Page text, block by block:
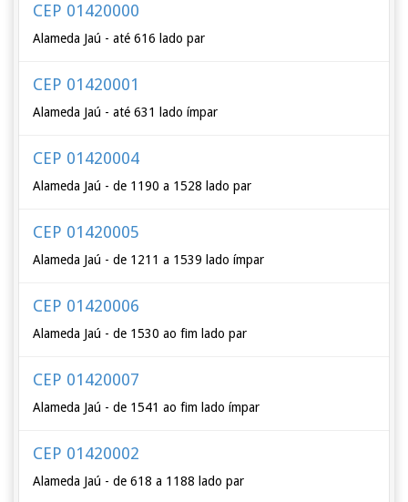
CEP 01420000
Alameda Jaú - até 616 lado par
CEP 01420001
Alameda Jaú - até 631 lado ímpar
CEP 01420004
Alameda Jaú - de 1190 a 1528 lado par
CEP 01420005
Alameda Jaú - de 1211 a 1539 lado ímpar
CEP 01420006
Alameda Jaú - de 1530 ao fim lado par
CEP 01420007
Alameda Jaú - de 1541 ao fim lado ímpar
CEP 01420002
Alameda Jaú - de 618 a 1188 lado par